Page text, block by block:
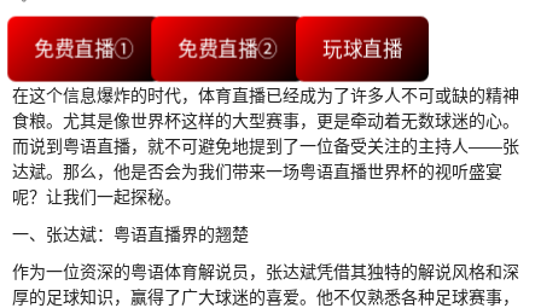
免费直播① 免费直播② 玩球直播
在这个信息爆炸的时代，体育直播已经成为了许多人不可或缺的精神
食粮。尤其是像世界杯这样的大型赛事，更是牵动着无数球迷的心。
而说到粤语直播，就不可避免地提到了一位备受关注的主持人——张
达斌。那么，他是否会为我们带来一场粤语直播世界杯的视听盛宴
呢？让我们一起探秘。
一、张达斌：粤语直播界的翘楚
作为一位资深的粤语体育解说员，张达斌凭借其独特的解说风格和深
厚的足球知识，赢得了广大球迷的喜爱。他不仅熟悉各种足球赛事，